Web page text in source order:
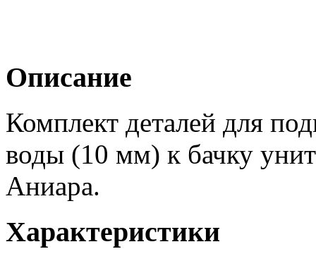
Описание
Комплект деталей для
воды (10 мм) к бачку
Аниара.
Характеристики